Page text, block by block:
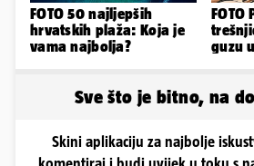
FOTO 50 najljepših
hrvatskih plaža: Koja je
vama najbolja?
guzu
Sve što je bitno, na
Skini aplikaciju za najbolje